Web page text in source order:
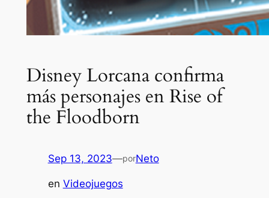
Disney Lorcana confirma
más personajes en Rise of
the Floodborn
Sep 13, 2023—porNeto
en Videojuegos